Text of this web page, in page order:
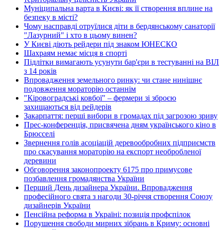
Муніципальна варта в Києві: як її створення вплине на
безпеку в місті?
Чому насправді отруїлися діти в бердянському санаторії
"Лазурний" і хто в цьому винен?
У Києві діють рейдери під знаком ЮНЕСКО
Шахраям немає місця в спорті
Підлітки вимагають усунути бар'єри в тестуванні на ВІЛ
з 14 років
Впровадження земельного ринку: чи стане нинішнє
подовження мораторію останнім
"Кіровоградські ковбої" – фермери зі зброєю
захищаються від рейдерів
Закарпаття: перші вибори в громадах під загрозою зриву
Прес-конференція, присвячена дням українського кіно в
Брюсселі
Звернення голів асоціацій деревообробних підприємств
про скасування мораторію на експорт необробленої
деревини
Обговорення законопроекту 6175 про примусове
позбавлення громадянства України
Перший День дизайнера України. Впровадження
професійного свята з нагоди 30-річчя створення Союзу
дизайнерів України
Пенсійна реформа в Україні: позиція профспілок
Порушення свободи мирних зібрань в Криму: основні